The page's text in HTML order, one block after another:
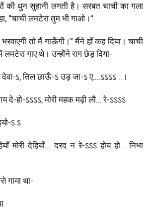
की धुन सुहानी लगती है। सरबत चाची का गला
“चाची लमटेरा तुम भी गाओ।”
तो मैं गाऊँगी।” मैंने हाँ कह दिया। चाची
गाए थे। उन्होंने राग छेड़ दिया-
देवा-ऽ, तिल छाऊँ-ऽ उड़ जा-ऽ ए….ऽऽऽऽ ..।
दे-हो-ऽऽऽऽ, मोरी महक मढ़ी लौ… रे-ऽऽऽऽ
ऽ ऽ
मोरी देहियाँ… दरद न रे-ऽऽऽ होय हो… निभा
गाया था-